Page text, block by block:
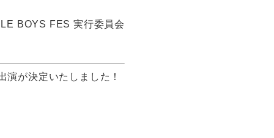
BOYS FES 実行委員会
が決定いたしました！